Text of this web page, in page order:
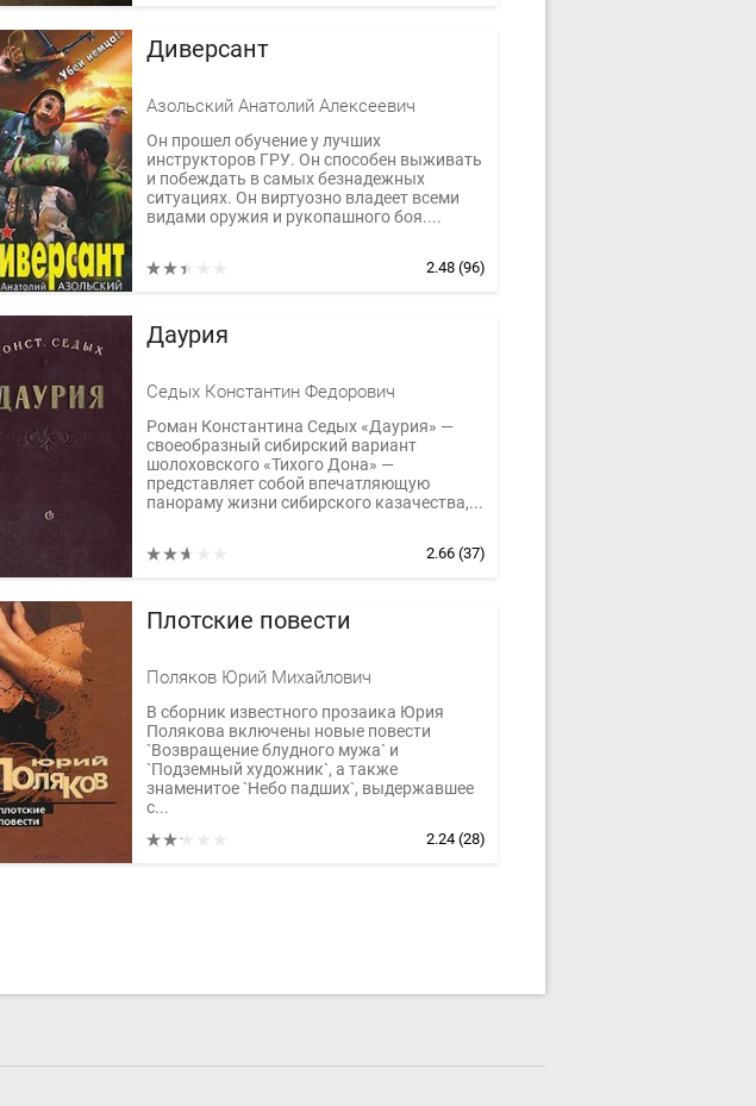
Диверсант
Азольский Анатолий Алексеевич
Он прошел обучение у лучших
инструкторов ГРУ. Он способен выживать
и побеждать в самых безнадежных
ситуациях. Он виртуозно владеет всеми
видами оружия и рукопашного боя....
2.48(96)
Даурия
Седых Константин Федорович
Роман Константина Седых «Даурия» —
своеобразный сибирский вариант
шолоховского «Тихого Дона» —
представляет собой впечатляющую
панораму жизни сибирского казачества,...
2.66(37)
Плотские повести
Поляков Юрий Михайлович
В сборник известного прозаика Юрия
Полякова включены новые повести
`Возвращение блудного мужа` и
`Подземный художник`, а также
знаменитое `Небо падших`, выдержавшее
с...
2.24(28)